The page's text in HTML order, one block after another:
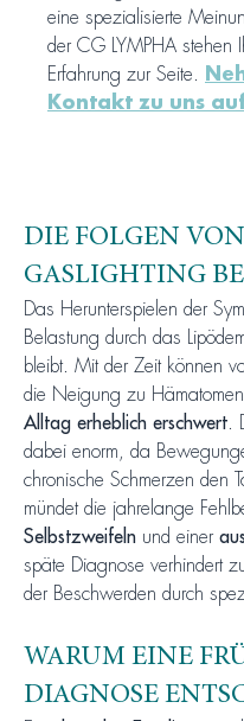
eine spezialisierte
der CG LYMPHA stehen
Erfahrung zur Seite.
Kontakt zu uns
DIE FOLGEN
GASLIGHTING
Das Herunterspielen der
Belastung durch das
bleibt. Mit der Zeit können
die Neigung zu
Alltag erheblich erschwert .
dabei enorm, da
chronische Schmerzen den
mündet die jahrelange
Selbstzweifeln und einer
späte Diagnose verhindert
der Beschwerden durch
WARUM EINE
DIAGNOSE